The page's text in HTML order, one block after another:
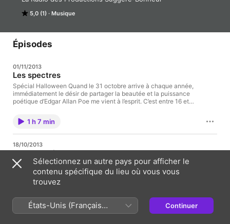
5,0 (1) Musique
Épisodes
01/11/2013
Les spectres
Spécial Halloween Quand le 31 octobre arrive à chaque année,
immédiatement le désir de partager la beautée et la puissance
poétique d’Edgar Allan Poe me vient à l’esprit. C’est entre 16 et
ce soir accompagné de Monique Leyrac je vous récite un
poème […]
1 h 7 min
18/10/2013
Les champignons de Mrs. Mckenna
L’écrivain, philosophe, ethnobotaniste, chamaniste et poète à
ces heures Terence Mckenna Théorie sur le chaînon manquant
Il a étudié les champignons, il aime les champignons, on se
demande s’il n’est pas lui-même un champignon (Il donne la
foutument bien articulé ce mec! Le […]
1 h 31 min
Sélectionnez un autre pays pour afficher le
contenu spécifique du lieu où vous vous
trouvez
États-Unis (Français
France)
Continuer